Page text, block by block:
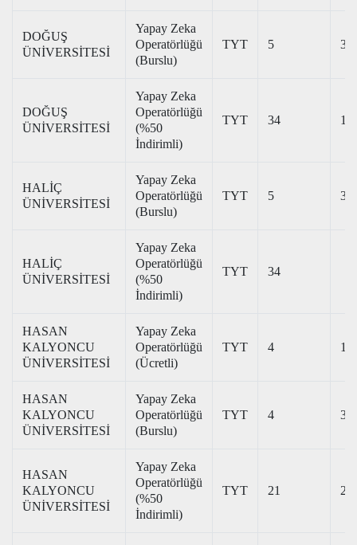
DOĞUŞ
ÜNİVERSİTESİ
Yapay Zeka
Operatörlüğü
(Burslu)
TYT 5
DOĞUŞ
ÜNİVERSİTESİ
Yapay Zeka
Operatörlüğü
(%50
İndirimli)
TYT 34
HALİÇ
ÜNİVERSİTESİ
Yapay Zeka
Operatörlüğü
(Burslu)
TYT 5
HALİÇ
ÜNİVERSİTESİ
Yapay Zeka
Operatörlüğü
(%50
İndirimli)
TYT 34
HASAN
KALYONCU
ÜNİVERSİTESİ
Yapay Zeka
Operatörlüğü
(Ücretli)
TYT 4
HASAN
KALYONCU
ÜNİVERSİTESİ
Yapay Zeka
Operatörlüğü
(Burslu)
TYT 4
HASAN
KALYONCU
ÜNİVERSİTESİ
Yapay Zeka
Operatörlüğü
(%50
İndirimli)
TYT 21